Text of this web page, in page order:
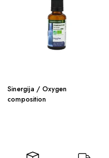
Sinergija / Oxygen
composition